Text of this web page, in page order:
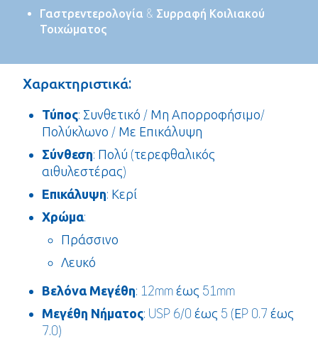
Γαστρεντερολογία & Συρραφή Κοιλιακού
Τοιχώματος
Χαρακτηριστικά:
Τύπος: Συνθετικό / Μη Απορροφήσιμο/
Πολύκλωνο / Με Επικάλυψη
Σύνθεση: Πολύ (τερεφθαλικός
αιθυλεστέρας)
Επικάλυψη: Κερί
Χρώμα:
Πράσσινο
Λευκό
Βελόνα Μεγέθη: 12mm έως 51mm
Μεγέθη Νήματος: USP 6/0 έως 5 (ΕP 0.7 έως
7.0)